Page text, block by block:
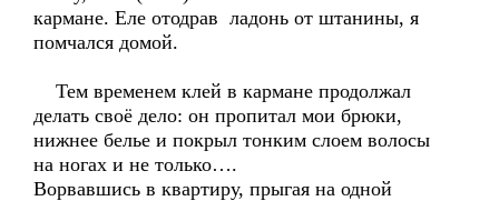
кармане. Еле отодрав ладонь от штанины, я
помчался домой.
Тем временем клей в кармане продолжал
делать своё дело: он пропитал мои брюки,
нижнее белье и покрыл тонким слоем волосы
на ногах и не только….
Ворвавшись в квартиру, прыгая на одной